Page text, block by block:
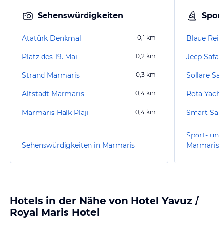
Sehenswürdigkeiten
Atatürk Denkmal 0,1 km
Platz des 19. Mai 0,2 km
Strand Marmaris 0,3 km
Altstadt Marmaris 0,4 km
Marmaris Halk Plajı 0,4 km
Sehenswürdigkeiten in Marmaris
Blaue
Jeep
Sollare
Rota
Smart
Sport-
Marmaris
Hotels in der Nähe von Hotel Yavuz /
Royal Maris Hotel